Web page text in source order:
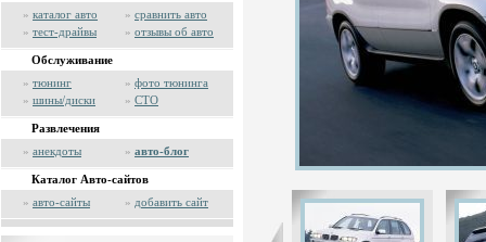
» каталог авто » сравнить авто
» тест-драйвы » отзывы об авто
Обслуживание
» тюнинг » фото тюнинга
» шины/диски » СТО
Развлечения
» анекдоты » авто-блог
Каталог Авто-сайтов
» авто-сайты » добавить сайт